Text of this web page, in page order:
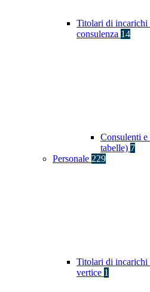
Titolari di incarichi
consulenza 14
Consulenti
tabelle) 7
Personale 229
Titolari di
vertice 1